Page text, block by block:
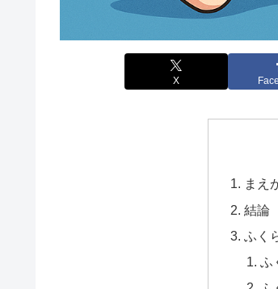
X
まえ
結論
ふく
ふ